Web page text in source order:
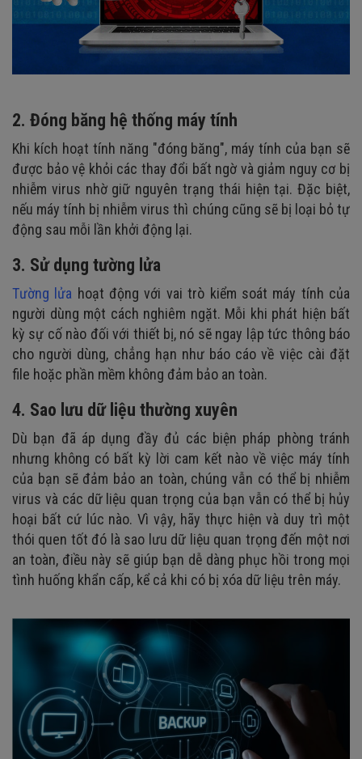
2. Đóng băng hệ thống máy tính
Khi kích hoạt tính năng "đóng băng", máy tính của bạn sẽ
được bảo vệ khỏi các thay đổi bất ngờ và giảm nguy cơ bị
nhiễm virus nhờ giữ nguyên trạng thái hiện tại. Đặc biệt,
nếu máy tính bị nhiễm virus thì chúng cũng sẽ bị loại bỏ tự
động sau mỗi lần khởi động lại.
3. Sử dụng tường lửa
Tường lửa hoạt động với vai trò kiểm soát máy tính của
người dùng một cách nghiêm ngặt. Mỗi khi phát hiện bất
kỳ sự cố nào đối với thiết bị, nó sẽ ngay lập tức thông báo
cho người dùng, chẳng hạn như báo cáo về việc cài đặt
file hoặc phần mềm không đảm bảo an toàn.
4. Sao lưu dữ liệu thường xuyên
Dù bạn đã áp dụng đầy đủ các biện pháp phòng tránh
nhưng không có bất kỳ lời cam kết nào về việc máy tính
của bạn sẽ đảm bảo an toàn, chúng vẫn có thể bị nhiễm
virus và các dữ liệu quan trọng của bạn vẫn có thể bị hủy
hoại bất cứ lúc nào. Vì vậy, hãy thực hiện và duy trì một
thói quen tốt đó là sao lưu dữ liệu quan trọng đến một nơi
an toàn, điều này sẽ giúp bạn dễ dàng phục hồi trong mọi
tình huống khẩn cấp, kể cả khi có bị xóa dữ liệu trên máy.